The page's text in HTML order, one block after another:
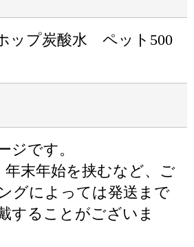
ップ炭酸水 ペット500
ジです。
末年始を挟むなど、ご
グによっては発送まで
することがございま